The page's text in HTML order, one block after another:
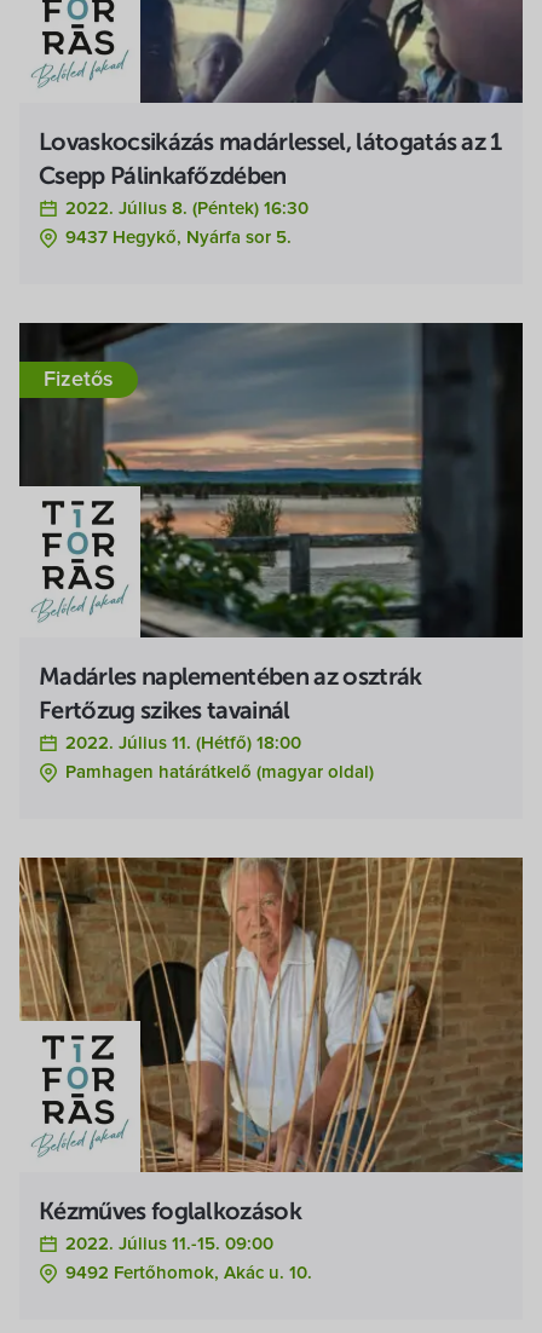
Lovaskocsikázás madárlessel, látogatás az 1
Csepp Pálinkafőzdében
2022. Július 8. (péntek) 16:30
9437 Hegykő, Nyárfa sor 5.
Fizetős
Madárles naplementében az osztrák
Fertőzug szikes tavainál
2022. Július 11. (hétfő) 18:00
Pamhagen határátkelő (magyar oldal)
Kézműves foglalkozások
2022. Július 11.-15. 09:00
9492 Fertőhomok, Akác u. 10.